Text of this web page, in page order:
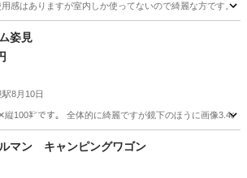
感はありますが室内しか使ってないので綺麗な方です。
谷駅
姿見
駅8月10日
縦100㌢です。 全体的に綺麗ですが鏡下のほうに画像3.4の
ミラー/鏡
マン キャンピングワゴン